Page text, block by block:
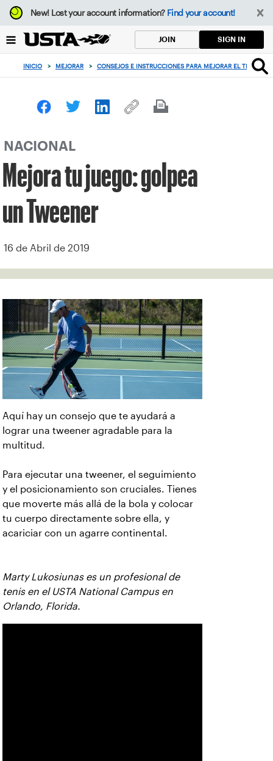
Enfoque
desde
botón
volver
principio
New!Lost your account information? Find your account!
JOIN SIGN IN
INICIO > MEJORAR > CONSEJOS E INSTRUCCIONES PARA MEJORAR EL TENIS >
NACIONAL
Mejora tu juego: golpea
un Tweener
16 de Abril de 2019
Aquí hay un consejo que te ayudará a
lograr una tweener agradable para la
multitud.
Para ejecutar una tweener, el seguimiento
y el posicionamiento son cruciales. Tienes
que moverte más allá de la bola y colocar
tu cuerpo directamente sobre ella, y
acariciar con un agarre continental.
Marty Lukosiunas es un profesional de
tenis en el USTA National Campus en
Orlando, Florida.